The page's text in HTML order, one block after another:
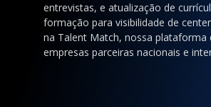
entrevistas, e atualização de
formação para visibilidade de
na Talent Match, nossa plataforma
empresas parceiras nacionais e